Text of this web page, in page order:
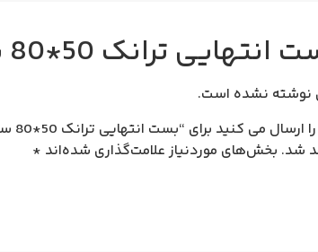
انتهایی ترانک 50*80 سوپیتا
نوشته نشده است.
می کنید برای “بست انتهایی ترانک 50*80 سوپیتا”
شد. بخش‌های موردنیاز علامت‌گذاری شده‌اند *